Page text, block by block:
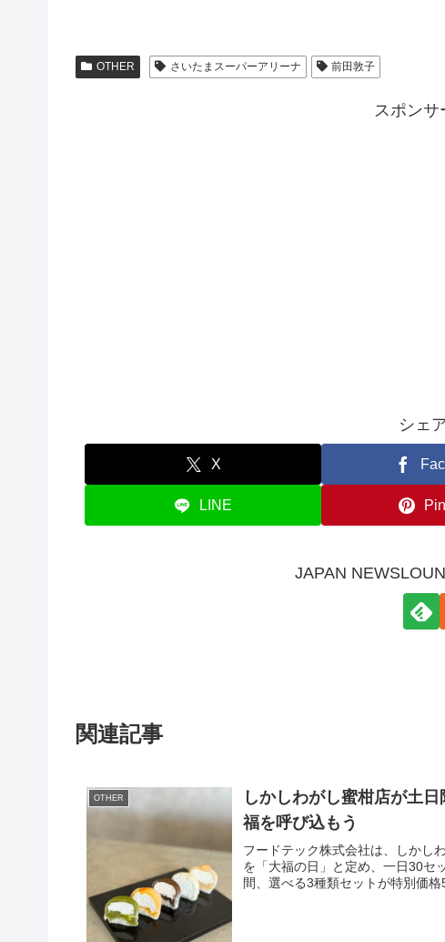
OTHER さいたまスーパーアリーナ 前田敦子
スポンサ
シェ
X
LINE
JAPAN
関連記事
OTHER
しかしわがし蜜柑店が土
福を呼び込もう
フードテック株式会社は、しかし
を「大福の日」と定め、一日30セ
間、選べる3種類セットが特別価